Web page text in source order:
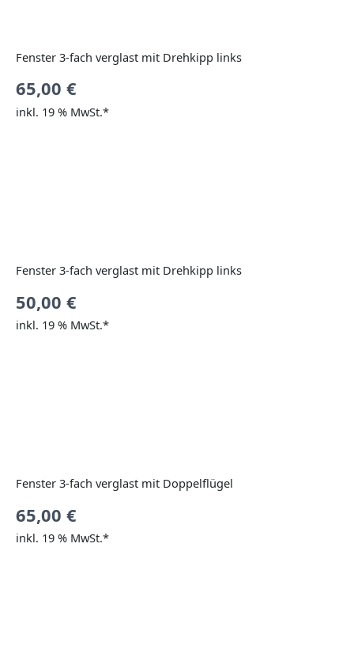
Fenster 3-fach verglast mit Drehkipp links
65,00 €
inkl. 19 % MwSt.*
Fenster 3-fach verglast mit Drehkipp links
50,00 €
inkl. 19 % MwSt.*
Fenster 3-fach verglast mit Doppelflügel
65,00 €
inkl. 19 % MwSt.*